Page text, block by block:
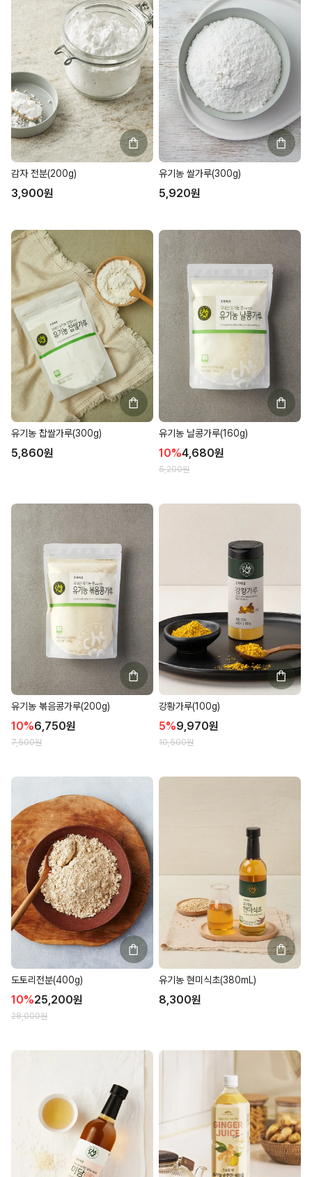
감자 전분(200g)
3,900원
유기농 쌀가루(300g)
5,920원
유기농 찹쌀가루(300g)
5,860원
유기농 날콩가루(160g)
10%4,680원
5,200원
유기농 볶음콩가루(200g)
10%6,750원
7,500원
강황가루(100g)
5%9,970원
10,500원
도토리전분(400g)
10%25,200원
28,000원
유기농 현미식초(380mL)
8,300원